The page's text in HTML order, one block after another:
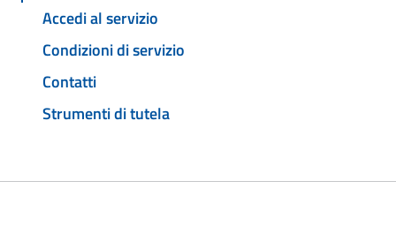
Accedi al servizio
Condizioni di servizio
Contatti
Strumenti di tutela